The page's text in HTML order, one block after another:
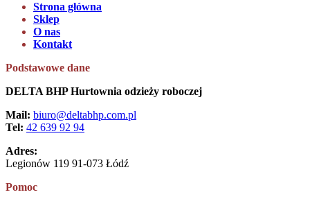
Strona główna
Sklep
O nas
Kontakt
Podstawowe dane
DELTA BHP Hurtownia odzieży roboczej
Mail: biuro@deltabhp.com.pl
Tel: 42 639 92 94
Adres:
Legionów 119 91-073 Łódź
Pomoc